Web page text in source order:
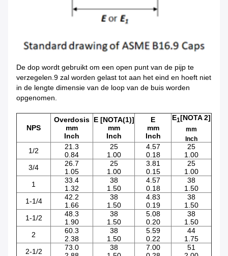
De dop wordt gebruikt om een open punt van de pijp te
verzegelen.9 zal worden gelast tot aan het eind en hoeft niet
in de lengte dimensie van de loop van de buis worden
opgenomen.
NPS
Overdosis
mm
Inch
E [NOTA(1)]
mm
Inch
E
mm
Inch
E1[NOTA 2]
mm
Inch
1/2
21.3
0.84
25
1.00
4.57
0.18
25
1.00
3/4
26.7
1.05
25
1.00
3.81
0.15
25
1.00
1
33.4
1.32
38
1.50
4.57
0.18
38
1.50
1-1/4
42.2
1.66
38
1.50
4.83
0.19
38
1.50
1-1/2
48.3
1.90
38
1.50
5.08
0.20
38
1.50
2
60.3
2.38
38
1.50
5.59
0.22
44
1.75
2-1/2
73.0
38
7.00
51